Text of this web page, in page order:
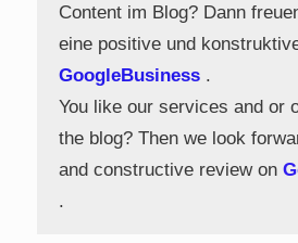
Content im Blog? Dann
eine positive und
GoogleBusiness .
You like our services and or
the blog? Then we look
and constructive review on
.